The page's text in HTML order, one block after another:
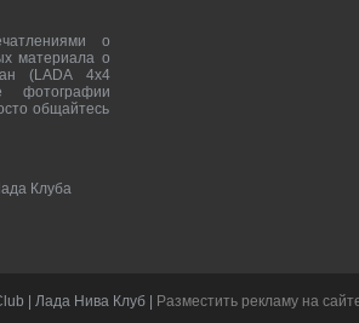
о
материала о
(LADA 4x4
фотографии
общайтесь
Клуба
| Лада Нива Клуб | Разместить рекламу на